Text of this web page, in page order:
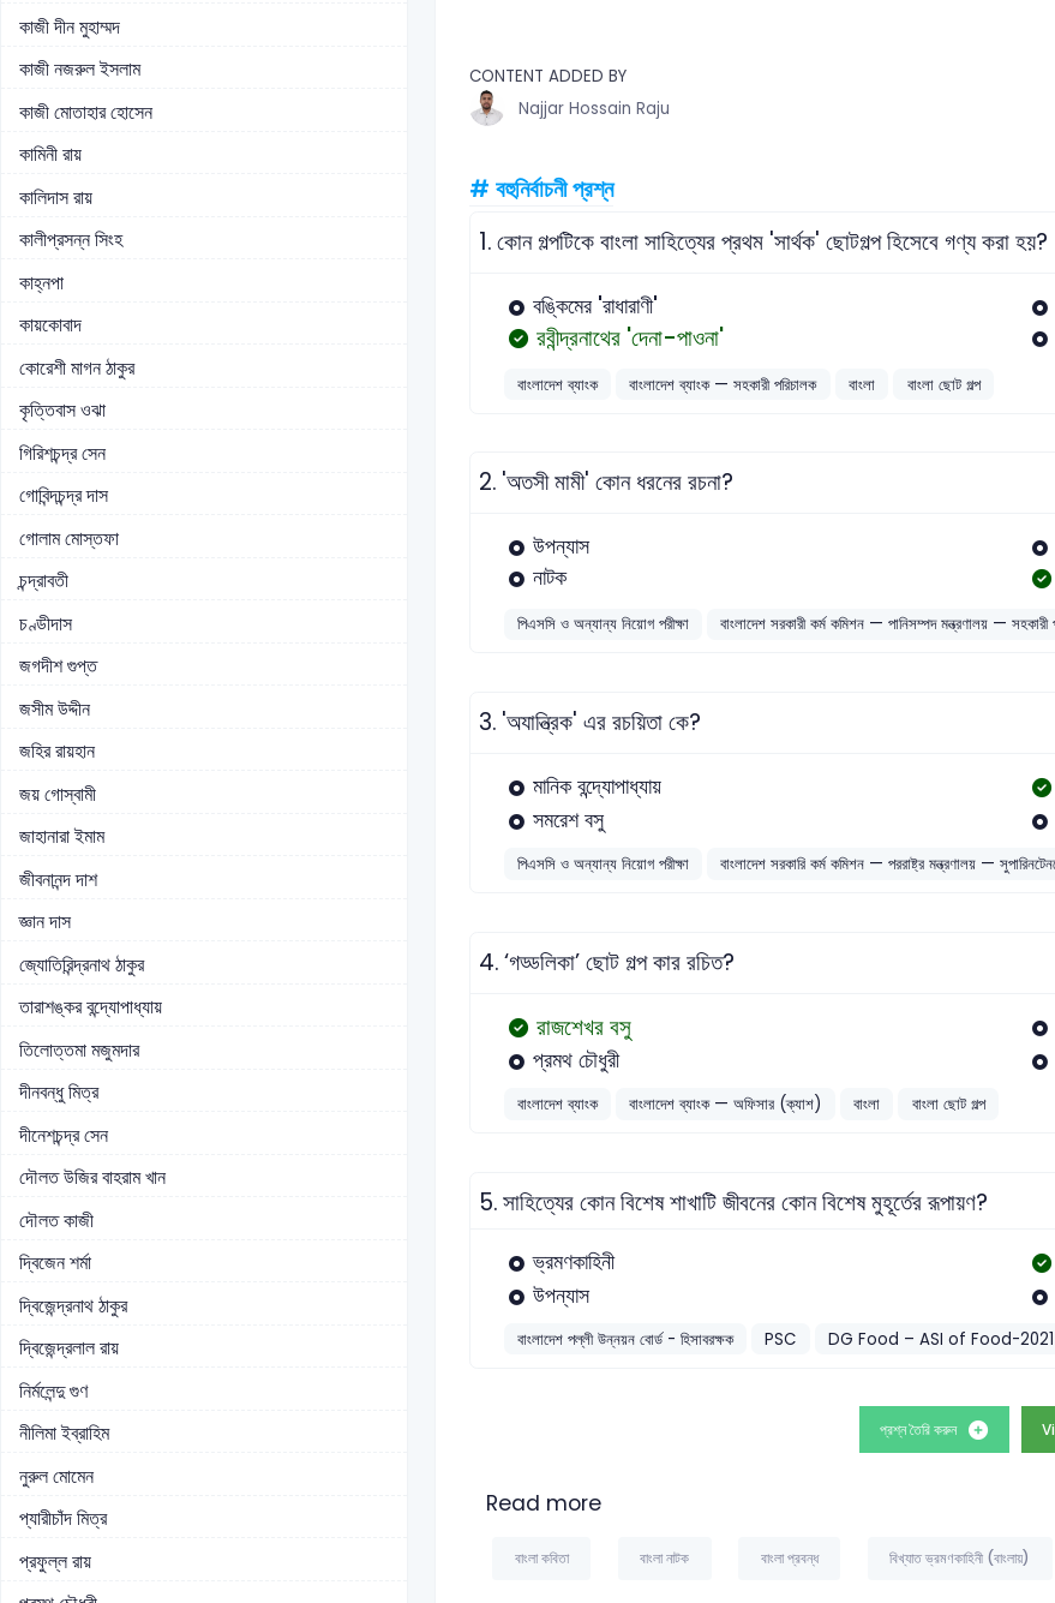
কাজী দীন মুহাম্মদ
কাজী নজরুল ইসলাম
কাজী মোতাহার হোসেন
কামিনী রায়
কালিদাস রায়
কালীপ্রসন্ন সিংহ
কাহ্নপা
কায়কোবাদ
কোরেশী মাগন ঠাকুর
কৃত্তিবাস ওঝা
গিরিশচন্দ্র সেন
গোবিন্দচন্দ্র দাস
গোলাম মোস্তফা
চন্দ্রাবতী
চণ্ডীদাস
জগদীশ গুপ্ত
জসীম উদ্দীন
জহির রায়হান
জয় গোস্বামী
জাহানারা ইমাম
জীবনানন্দ দাশ
জ্ঞান দাস
জ্যোতিরিন্দ্রনাথ ঠাকুর
তারাশঙ্কর বন্দ্যোপাধ্যায়
তিলোত্তমা মজুমদার
দীনবন্ধু মিত্র
দীনেশচন্দ্র সেন
দৌলত উজির বাহরাম খান
দৌলত কাজী
দ্বিজেন শর্মা
দ্বিজেন্দ্রনাথ ঠাকুর
দ্বিজেন্দ্রলাল রায়
নির্মলেন্দু গুণ
নীলিমা ইব্রাহিম
নুরুল মোমেন
প্যারীচাঁদ মিত্র
প্রফুল্ল রায়
CONTENT ADDED BY
Najjar Hossain Raju
# বহুনির্বাচনী প্রশ্ন
1.কোন গল্পটিকে বাংলা সাহিত্যের প্রথম 'সার্থক' ছোটগল্প হিসেবে গণ্য করা হয়?
বঙ্কিমের 'রাধারাণী'
রবীন্দ্রনাথের 'দেনা-পাওনা'
বাংলাদেশ ব্যাংক বাংলাদেশ ব্যাংক — সহকারী পরিচালক বাংলা বাংলা ছোট গল্প
2. 'অতসী মামী' কোন ধরনের রচনা?
উপন্যাস
নাটক
পিএসসি ও অন্যান্য নিয়োগ পরীক্ষা বাংলাদেশ সরকারী কর্ম কমিশন — পানিসম্পদ মন্ত্রণালয় —
3. 'অযান্ত্রিক' এর রচয়িতা কে?
মানিক বন্দ্যোপাধ্যায়
সমরেশ বসু
পিএসসি ও অন্যান্য নিয়োগ পরীক্ষা বাংলাদেশ সরকারি কর্ম কমিশন — পররাষ্ট্র মন্ত্রণালয় —
4.‘গড্ডলিকা’ ছোট গল্প কার রচিত?
রাজশেখর বসু
প্রমথ চৌধুরী
বাংলাদেশ ব্যাংক বাংলাদেশ ব্যাংক — অফিসার (ক্যাশ) বাংলা বাংলা ছোট গল্প
5.সাহিত্যের কোন বিশেষ শাখাটি জীবনের কোন বিশেষ মুহূর্তের রূপায়ণ?
ভ্রমণকাহিনী
উপন্যাস
বাংলাদেশ পল্লী উন্নয়ন বোর্ড - হিসাবরক্ষক PSC DG Food – ASI of Food-2021
প্রশ্ন তৈরি করুন
Read more
বাংলা কবিতা বাংলা নাটক বাংলা প্রবন্ধ বিখ্যাত ভ্রমণকাহিনী (বাংলায়)